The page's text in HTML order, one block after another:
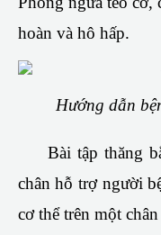
hoàn và hô hấp.
Hướng dẫn
Bài tập thăng
chân hỗ trợ người
cơ thể trên một